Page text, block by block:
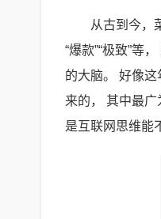
从古到今，
“爆款”“极致”等
的大脑。 好像
来的， 其中最
是互联网思维能